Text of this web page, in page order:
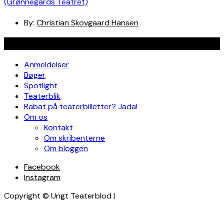
By: Christian Skovgaard Hansen
Anmeldelser
Bøger
Spotlight
Teaterblik
Rabat på teaterbilletter? Jada!
Om os
Kontakt
Om skribenterne
Om bloggen
Facebook
Instagram
Copyright © Ungt Teaterblod |